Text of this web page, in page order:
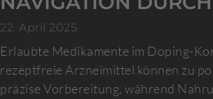
22. April 2025
Erlaubte Medikamente im Doping-
rezeptfreie Arzneimittel können zu
präzise Vorbereitung, während